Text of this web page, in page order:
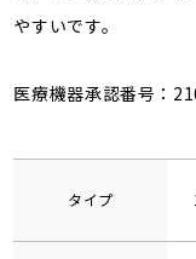
やすいです。
医療機器承認番号：
タイプ